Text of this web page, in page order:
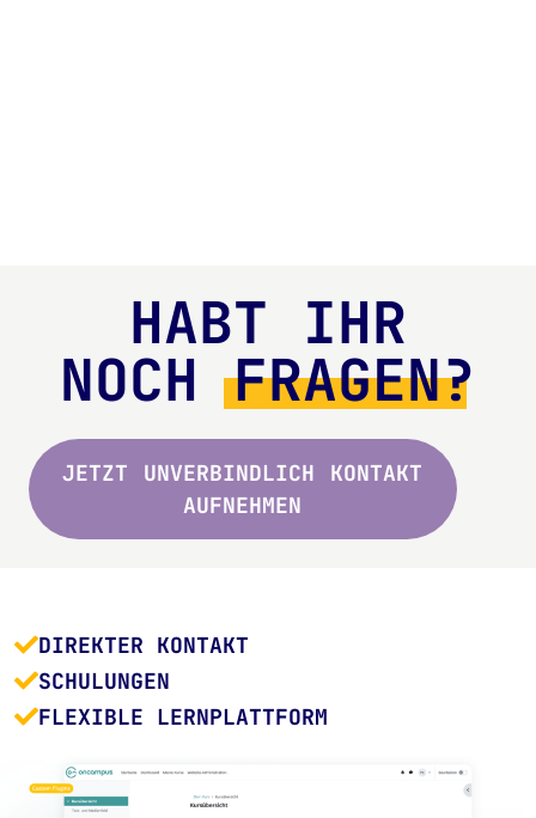
HABT IHR
NOCHFRAGEN?
JETZT UNVERBINDLICH KONTAKT
AUFNEHMEN
DIREKTER KONTAKT
SCHULUNGEN
FLEXIBLE LERNPLATTFORM